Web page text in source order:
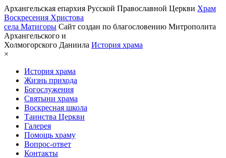
Архангельская епархия Русской Православной Церкви Храм
Воскресения Христова
села Матигоры Сайт создан по благословению Митрополита
Архангельского и
Холмогорского Даниила История храма
×
История храма
Жизнь прихода
Богослужения
Святыни храма
Воскресная школа
Таинства Церкви
Галерея
Помощь храму
Вопрос-ответ
Контакты